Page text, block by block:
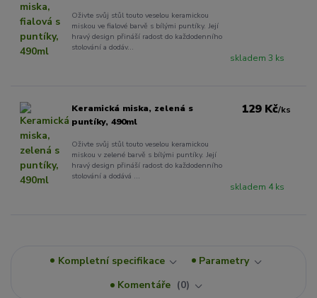
Oživte svůj stůl touto veselou keramickou
miskou ve fialové barvě s bílými puntíky. Její
hravý design přináší radost do každodenního
stolování a dodáv...
skladem 3 ks
Keramická miska, zelená s
puntíky, 490ml
Oživte svůj stůl touto veselou keramickou
miskou v zelené barvě s bílými puntíky. Její
hravý design přináší radost do každodenního
stolování a dodává ...
129 Kč/ks
skladem 4 ks
Kompletní specifikace
Parametry
Komentáře
0